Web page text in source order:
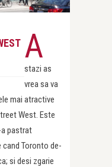
A
stazi as
vrea sa va
mai atractive
West. Este
pastrat
Toronto de-
si desi zgarie